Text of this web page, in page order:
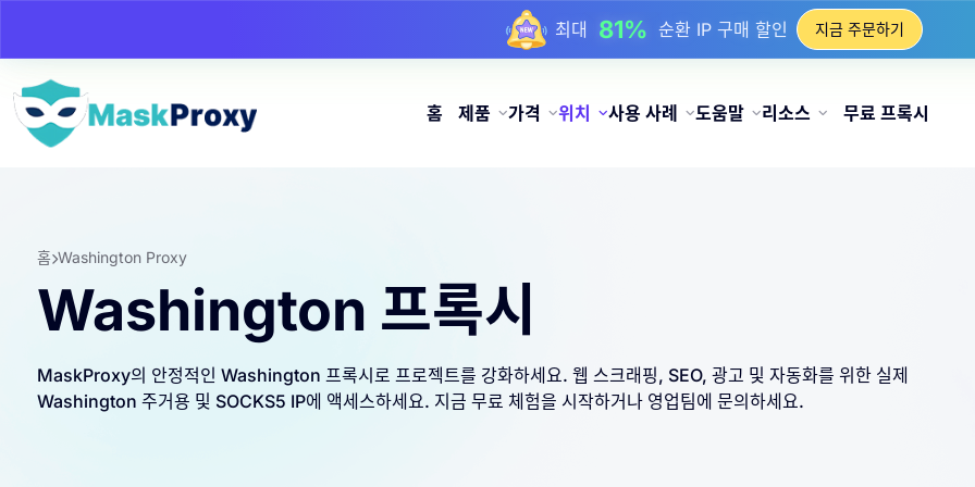
최대 17%충전 시 보너스 할인
최대25%정적 IP 구매 할인
최대
81% 순환 IP 구매 할인
지금 주문하기
홈 제품 가격 위치 사용 사례 도움말 리소스 무료 프록시
홈 Washington Proxy
Washington 프록시
MaskProxy의 안정적인 Washington 프록시로 프로젝트를 강화하세요. 웹 스크래핑, SEO, 광고 및 자동화를 위한 실제
Washington 주거용 및 SOCKS5 IP에 액세스하세요. 지금 무료 체험을 시작하거나 영업팀에 문의하세요.